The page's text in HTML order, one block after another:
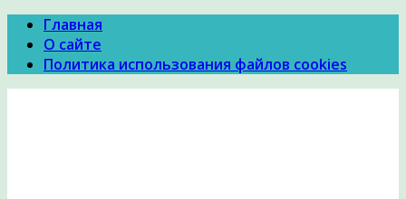
Главная
О сайте
Политика использования файлов cookies